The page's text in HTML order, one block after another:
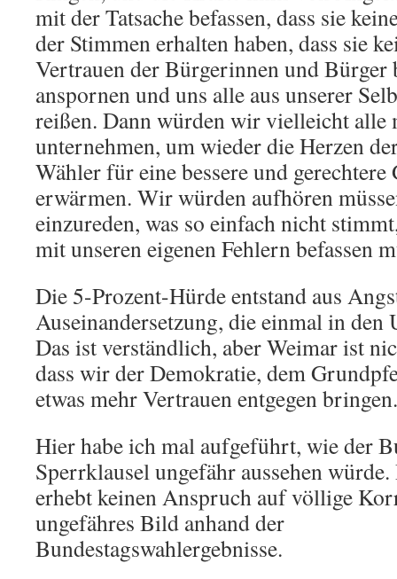
mit der Tatsache befassen, dass sie
der Stimmen erhalten haben, dass sie
Vertrauen der Bürgerinnen und Bürger
anspornen und uns alle aus unserer
reißen. Dann würden wir vielleicht alle
unternehmen, um wieder die Herzen
Wähler für eine bessere und gerechtere
erwärmen. Wir würden aufhören
einzureden, was so einfach nicht
mit unseren eigenen Fehlern befassen
Die 5-Prozent-Hürde entstand aus
Auseinandersetzung, die einmal in den
Das ist verständlich, aber Weimar ist
dass wir der Demokratie, dem
etwas mehr Vertrauen entgegen bringen.
Hier habe ich mal aufgeführt, wie der
Sperrklausel ungefähr aussehen
erhebt keinen Anspruch auf völlige
ungefähres Bild anhand der
Bundestagswahlergebnisse.